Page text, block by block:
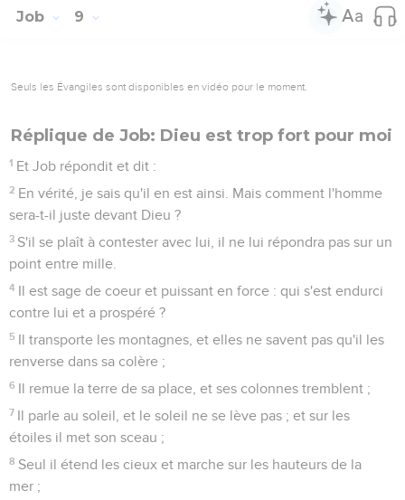
Job 9
Seuls les Évangiles sont disponibles en vidéo pour le moment.
Réplique de Job: Dieu est trop fort pour moi
1 Et Job répondit et dit :
2 En vérité, je sais qu'il en est ainsi. Mais comment l'homme
sera-t-il juste devant Dieu ?
3 S'il se plaît à contester avec lui, il ne lui répondra pas sur un
point entre mille.
4 Il est sage de coeur et puissant en force : qui s'est endurci
contre lui et a prospéré ?
5 Il transporte les montagnes, et elles ne savent pas qu'il les
renverse dans sa colère ;
6 Il remue la terre de sa place, et ses colonnes tremblent ;
7 Il parle au soleil, et le soleil ne se lève pas ; et sur les
étoiles il met son sceau ;
8 Seul il étend les cieux et marche sur les hauteurs de la
mer ;